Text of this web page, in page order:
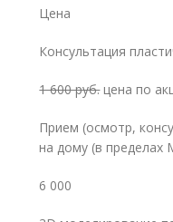
Цена
Консультация
1 600 руб.цена по
Прием (осмотр,
на дому (в пределах
6 000